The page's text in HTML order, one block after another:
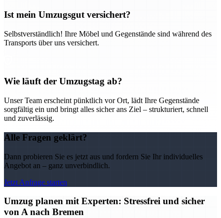
Ist mein Umzugsgut versichert?
Selbstverständlich! Ihre Möbel und Gegenstände sind während des
Transports über uns versichert.
Wie läuft der Umzugstag ab?
Unser Team erscheint pünktlich vor Ort, lädt Ihre Gegenstände
sorgfältig ein und bringt alles sicher ans Ziel – strukturiert, schnell
und zuverlässig.
Alle Fragen geklärt?
Dann probieren Sie es jetzt aus und fordern Sie Ihr individuelles
Angebot an – ganz unverbindlich.
Jetzt Anfrage starten
Umzug planen mit Experten: Stressfrei und sicher
von A nach Bremen